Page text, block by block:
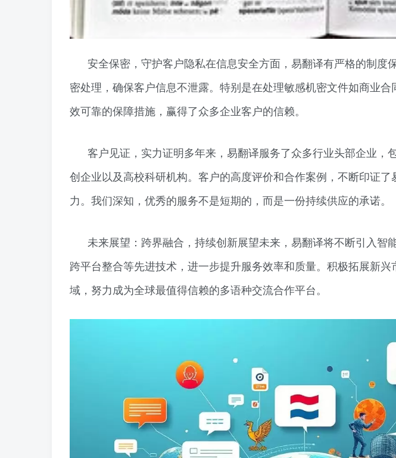
安全保密，守护客户隐私在信息安全方面，易翻译有严格的制度
密处理，确保客户信息不泄露。特别是在处理敏感机密文件如商业
效可靠的保障措施，赢得了众多企业客户的信赖。
客户见证，实力证明多年来，易翻译服务了众多行业头部企业，
创企业以及高校科研机构。客户的高度评价和合作案例，不断印证
力。我们深知，优秀的服务不是短期的，而是一份持续供应的承诺。
未来展望：跨界融合，持续创新展望未来，易翻译将不断引入智
跨平台整合等先进技术，进一步提升服务效率和质量。积极拓展新
域，努力成为全球最值得信赖的多语种交流合作平台。